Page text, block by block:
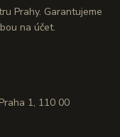
Prahy. Garantujeme
na účet.
1, 110 00